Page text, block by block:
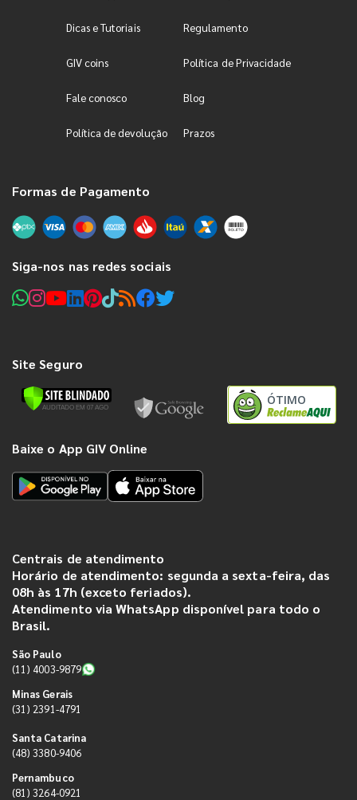
Dicas e Tutoriais Regulamento
GIV coins Política de Privacidade
Fale conosco Blog
Política de devolução Prazos
Formas de Pagamento
Siga-nos nas redes sociais
Site Seguro
ÓTIMO
Baixe o App GIV Online
Centrais de atendimento
Horário de atendimento: segunda a sexta-feira, das
08h às 17h (exceto feriados).
Atendimento via WhatsApp disponível para todo o
Brasil.
São Paulo
(11) 4003-9879
Minas Gerais
(31) 2391-4791
Santa Catarina
(48) 3380-9406
Pernambuco
(81) 3264-0921